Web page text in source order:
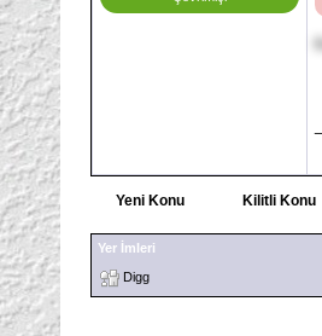
Yeni Konu Kilitli Konu
Yer İmleri
Digg